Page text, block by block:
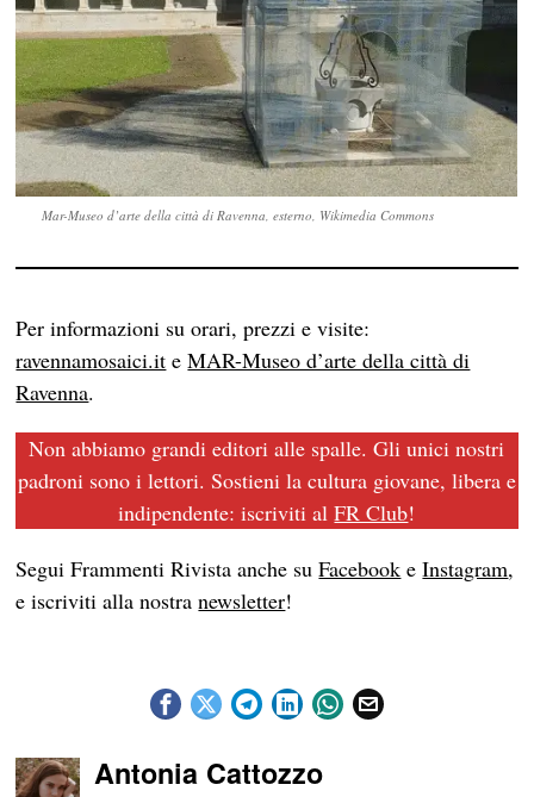
Mar-Museo d’arte della città di Ravenna, esterno, Wikimedia Commons
Per informazioni su orari, prezzi e visite:
ravennamosaici.it eMAR-Museo d’arte della città di
Ravenna.
Non abbiamo grandi editori alle spalle. Gli unici nostri
padroni sono i lettori. Sostieni la cultura giovane, libera e
indipendente: iscriviti alFR Club!
Segui Frammenti Rivista anche suFacebook eInstagram,
e iscriviti alla nostranewsletter!
Antonia Cattozzo